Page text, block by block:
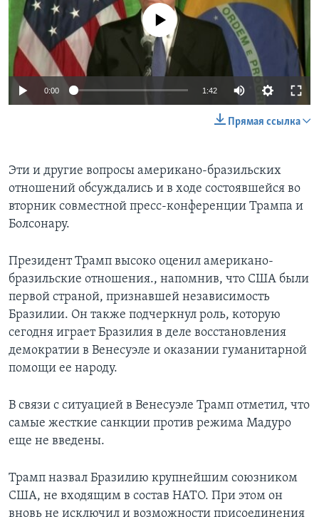
No media source currently available
0:00 1:42
Прямая ссылка
Эти и другие вопросы американо-бразильских
отношений обсуждались и в ходе состоявшейся во
вторник совместной пресс-конференции Трампа и
Болсонару.
Президент Трамп высоко оценил американо-
бразильские отношения., напомнив, что США были
первой страной, признавшей независимость
Бразилии. Он также подчеркнул роль, которую
сегодня играет Бразилия в деле восстановления
демократии в Венесуэле и оказании гуманитарной
помощи ее народу.
В связи с ситуацией в Венесуэле Трамп отметил, что
самые жесткие санкции против режима Мадуро
еще не введены.
Трамп назвал Бразилию крупнейшим союзником
США, не входящим в состав НАТО. При этом он
вновь не исключил и возможности присоединения